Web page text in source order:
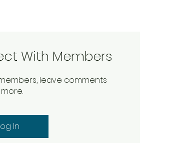
With Members
leave comments
In